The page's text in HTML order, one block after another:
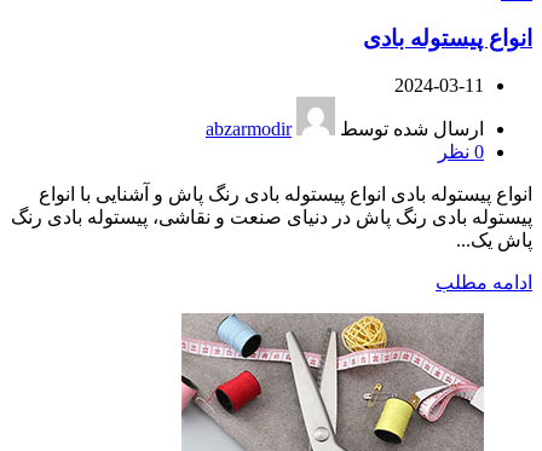
انواع پیستوله بادی
2024-03-11
ارسال شده توسط
abzarmodir
0 نظر
انواع پیستوله بادی انواع پیستوله بادی رنگ پاش و آشنایی با انواع
پیستوله بادی رنگ پاش در دنیای صنعت و نقاشی، پیستوله بادی رنگ
پاش یک...
ادامه مطلب